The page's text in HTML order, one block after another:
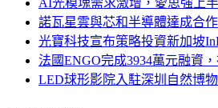
AI光模塊需求激增，愛思強上
諾瓦星雲與芯和半導體達成合
光寶科技宣布策略投資新加坡
法國ENGO完成3934萬元融資
LED球形影院入駐深圳自然博